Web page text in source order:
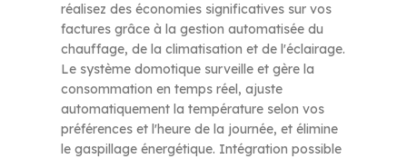
réalisez des économies significatives sur vos
factures grâce à la gestion automatisée du
chauffage, de la climatisation et de l'éclairage.
Le système domotique surveille et gère la
consommation en temps réel, ajuste
automatiquement la température selon vos
préférences et l'heure de la journée, et élimine
le gaspillage énergétique. Intégration possible